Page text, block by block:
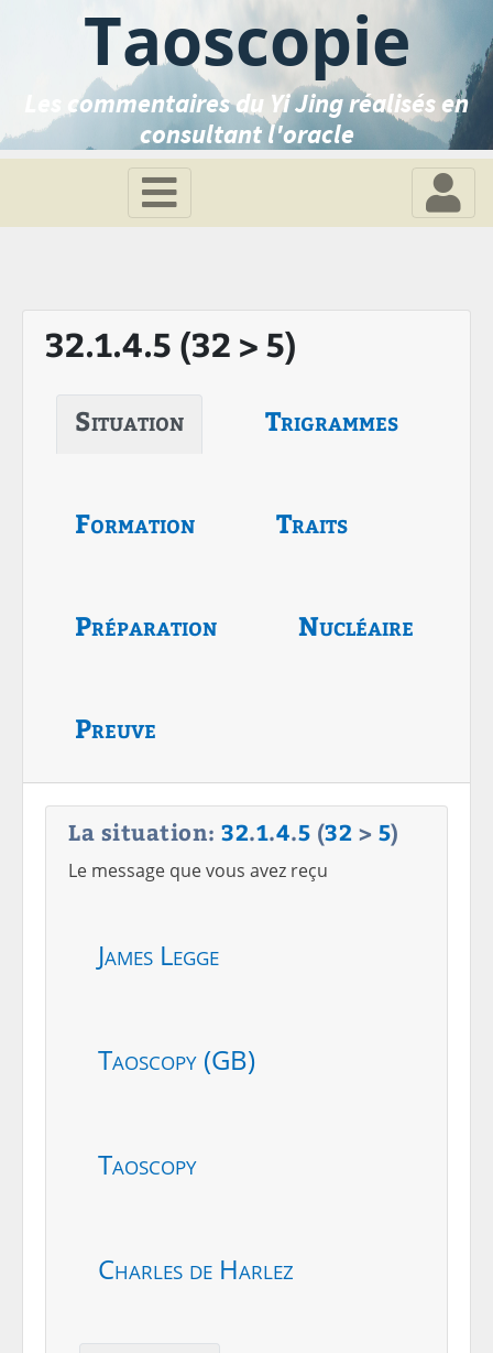
Taoscopie
Les commentaires du Yi Jing réalisés en
consultant l'oracle
32.1.4.5 (32 > 5)
Situation Trigrammes
Formation Traits
Préparation Nucléaire
Preuve
La situation: 32.1.4.5 (32 > 5)
Le message que vous avez reçu
James Legge
Taoscopy (GB)
Taoscopy
Charles de Harlez